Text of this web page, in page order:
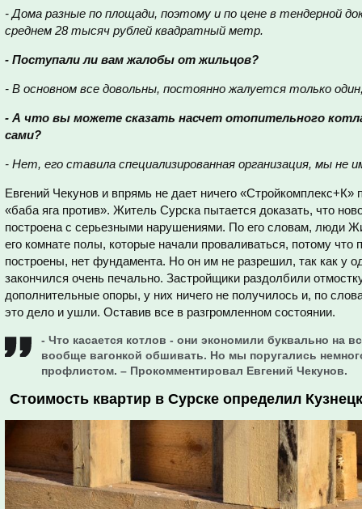
- Дома разные по площади, поэтому и по цене в тендерной
среднем 28 тысяч рублей квадратный метр.
- Поступали ли вам жалобы от жильцов?
- В основном все довольны, постоянно жалуется только
- А что вы можете сказать насчет отопительного
сами?
- Нет, его ставила специализированная организация, мы не
Евгений Чекунов и впрямь не дает ничего
«баба яга против». Житель Сурска пытается доказать, что
построена с серьезными нарушениями. По его словам, люди
его комнате полы, которые начали проваливаться, потому что
построены, нет фундамента. Но он им не разрешил, так как у
закончился очень печально. Застройщики раздолбили
дополнительные опоры, у них ничего не получилось и, по
это дело и ушли. Оставив все в разгромленном состоянии.
- Что касается котлов - они экономили буквально на
вообще вагонкой обшивать. Но мы поругались
профлистом. – Прокомментировал Евгений Чекунов.
Стоимость квартир в Сурске определил Кузнецк